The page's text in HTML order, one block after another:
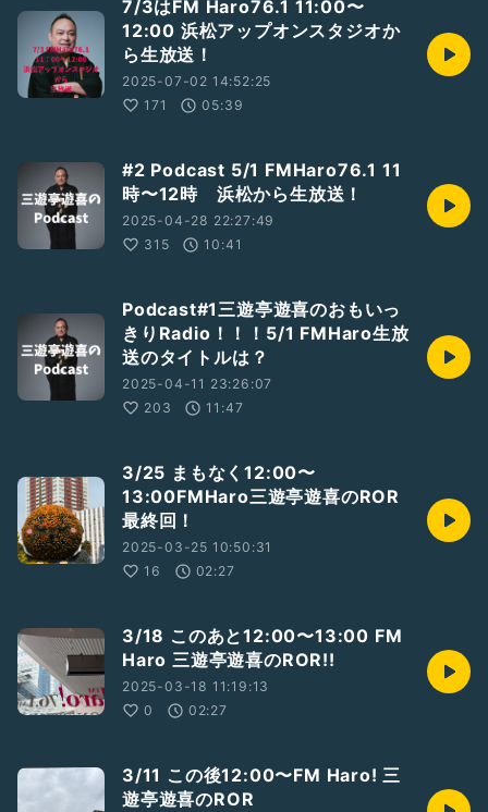
7/3はFM Haro76.1 11:00〜
12:00 浜松アップオンスタジオか
ら生放送！
2025-07-02 14:52:25
171
05:39
#2 Podcast 5/1 FMHaro76.1 11
時〜12時 浜松から生放送！
2025-04-28 22:27:49
315
10:41
Podcast#1三遊亭遊喜のおもいっ
きりRadio！！！5/1 FMHaro生放
送のタイトルは？
2025-04-11 23:26:07
203
11:47
3/25 まもなく12:00〜
13:00FMHaro三遊亭遊喜のROR
最終回！
2025-03-25 10:50:31
16
02:27
3/18 このあと12:00〜13:00 FM
Haro 三遊亭遊喜のROR!!
2025-03-18 11:19:13
0
02:27
3/11 この後12:00〜FM Haro! 三
遊亭遊喜のROR